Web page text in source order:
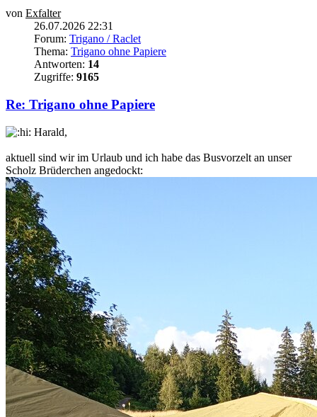
von Exfalter
26.07.2026 22:31
Forum: Trigano / Raclet
Thema: Trigano ohne Papiere
Antworten: 14
Zugriffe: 9165
Re: Trigano ohne Papiere
Harald,
aktuell sind wir im Urlaub und ich habe das Busvorzelt an unser
Scholz Brüderchen angedockt: